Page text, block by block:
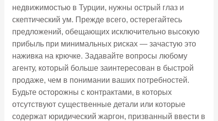
недвижимостью в Турции, нужны острый глаз и
скептический ум. Прежде всего, остерегайтесь
предложений, обещающих исключительно высокую
прибыль при минимальных рисках — зачастую это
наживка на крючке. Задавайте вопросы любому
агенту, который больше заинтересован в быстрой
продаже, чем в понимании ваших потребностей.
Будьте осторожны с контрактами, в которых
отсутствуют существенные детали или которые
содержат юридический жаргон, призванный ввести в